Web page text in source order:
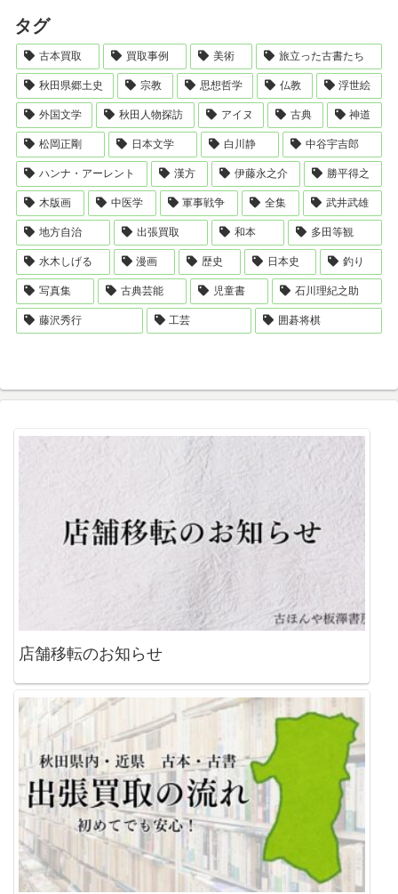
タグ
古本買取 買取事例 美術 旅立った古書たち
秋田県郷土史 宗教 思想哲学 仏教 浮世絵
外国文学 秋田人物探訪 アイヌ 古典 神道
松岡正剛 日本文学 白川静 中谷宇吉郎
ハンナ・アーレント 漢方 伊藤永之介 勝平得之
木版画 中医学 軍事戦争 全集 武井武雄
地方自治 出張買取 和本 多田等観
水木しげる 漫画 歴史 日本史 釣り
写真集 古典芸能 児童書 石川理紀之助
藤沢秀行 工芸 囲碁将棋
店舗移転のお知らせ